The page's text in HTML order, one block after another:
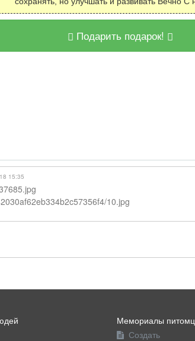
Подарить подарок!
15:35
10.jpg
Мемориалы
Создать